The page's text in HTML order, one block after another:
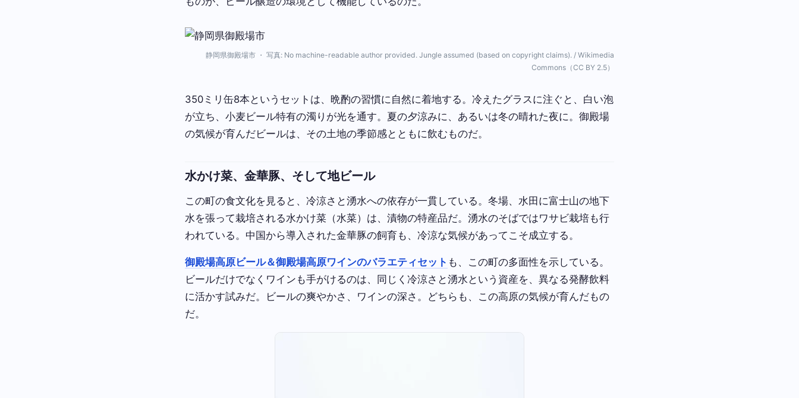
静岡県御殿場市 ・ 写真: No machine-readable author provided. Jungle assumed (based on copyright claims). / Wikimedia
Commons（CC BY 2.5）
350ミリ缶8本というセットは、晩酌の習慣に自然に着地する。冷えたグラスに注ぐと、白い泡
が立ち、小麦ビール特有の濁りが光を通す。夏の夕涼みに、あるいは冬の晴れた夜に。御殿場
の気候が育んだビールは、その土地の季節感とともに飲むものだ。
水かけ菜、金華豚、そして地ビール
この町の食文化を見ると、冷涼さと湧水への依存が一貫している。冬場、水田に富士山の地下
水を張って栽培される水かけ菜（水菜）は、漬物の特産品だ。湧水のそばではワサビ栽培も行
われている。中国から導入された金華豚の飼育も、冷涼な気候があってこそ成立する。
御殿場高原ビール＆御殿場高原ワインのバラエティセット も、この町の多面性を示している。
ビールだけでなくワインも手がけるのは、同じく冷涼さと湧水という資産を、異なる発酵飲料
に活かす試みだ。ビールの爽やかさ、ワインの深さ。どちらも、この高原の気候が育んだもの
だ。